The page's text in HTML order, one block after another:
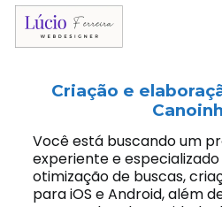
Criação e
Você está buscando um
experiente e
otimização de buscas,
para iOS e Android, além